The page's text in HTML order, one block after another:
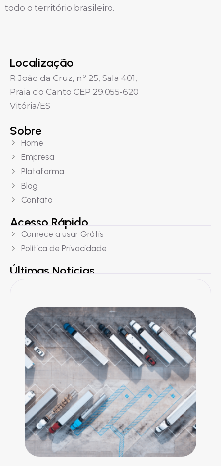
todo o território brasileiro.
Localização
R João da Cruz, nº 25, Sala 401,
Praia do Canto CEP 29.055-620
Vitória/ES
Sobre
Home
Empresa
Plataforma
Blog
Contato
Acesso Rápido
Comece a usar Grátis
Política de Privacidade
Últimas Notícias